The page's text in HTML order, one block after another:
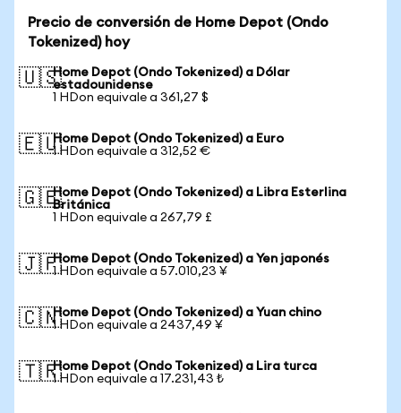
Precio de conversión de Home Depot (Ondo
Tokenized) hoy
🇺🇸Home Depot (Ondo Tokenized) a Dólar
estadounidense
1 HDon equivale a 361,27 $
🇪🇺Home Depot (Ondo Tokenized) a Euro
1 HDon equivale a 312,52 €
🇬🇧Home Depot (Ondo Tokenized) a Libra Esterlina
Británica
1 HDon equivale a 267,79 £
🇯🇵Home Depot (Ondo Tokenized) a Yen japonés
1 HDon equivale a 57.010,23 ¥
🇨🇳Home Depot (Ondo Tokenized) a Yuan chino
1 HDon equivale a 2437,49 ¥
🇹🇷Home Depot (Ondo Tokenized) a Lira turca
1 HDon equivale a 17.231,43 ₺